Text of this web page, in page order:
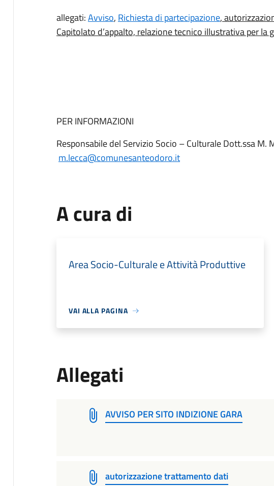
allegati:Avviso, Richiesta di partecipazione,
Capitolato d’appalto, relazione tecnico illustrativa per la
PER INFORMAZIONI
Responsabile del Servizio Socio – Culturale Dott.ssa
m.lecca@comunesanteodoro.it
A cura di
Area Socio-Culturale e Attività Produttive
VAI ALLA PAGINA
Allegati
AVVISO PER SITO INDIZIONE GARA
autorizzazione trattamento dati